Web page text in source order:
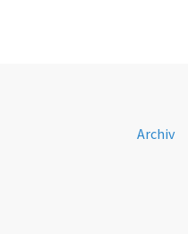
Archiv